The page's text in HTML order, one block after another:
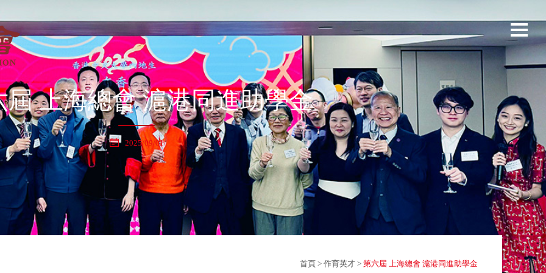
屆 上海總會 滬港同進助學金
2025/09/01
首頁 > 作育英才 > 第六屆 上海總會 滬港同進助學金